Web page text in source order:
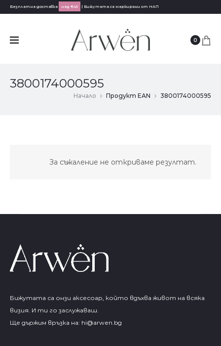
Безплатна доставка над €45 | Бижутата са маркирани от НАП
0
3800174000595
Начало Продукт EAN 3800174000595
За съжаление не откриваме резултат.
Бижутата са онзи аксесоар, който вдъхва живот на всяка
визия. И ти го заслужаваш.
Ще държим връзка на: hi@arwen.bg